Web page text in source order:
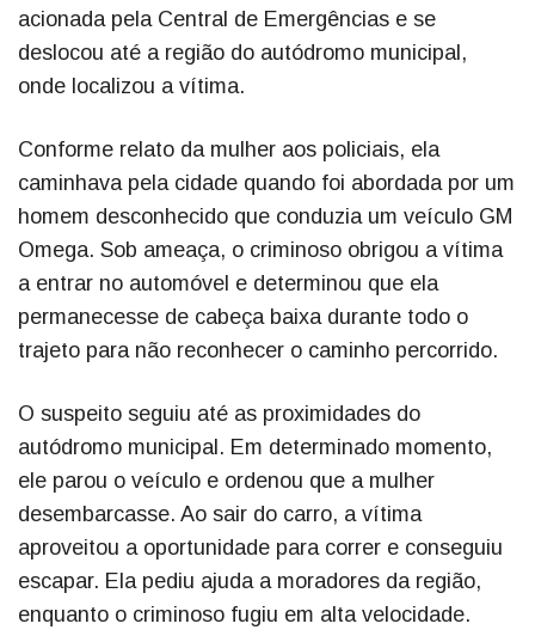
acionada pela Central de Emergências e se
deslocou até a região do autódromo municipal,
onde localizou a vítima.
Conforme relato da mulher aos policiais, ela
caminhava pela cidade quando foi abordada por um
homem desconhecido que conduzia um veículo GM
Omega. Sob ameaça, o criminoso obrigou a vítima
a entrar no automóvel e determinou que ela
permanecesse de cabeça baixa durante todo o
trajeto para não reconhecer o caminho percorrido.
O suspeito seguiu até as proximidades do
autódromo municipal. Em determinado momento,
ele parou o veículo e ordenou que a mulher
desembarcasse. Ao sair do carro, a vítima
aproveitou a oportunidade para correr e conseguiu
escapar. Ela pediu ajuda a moradores da região,
enquanto o criminoso fugiu em alta velocidade.